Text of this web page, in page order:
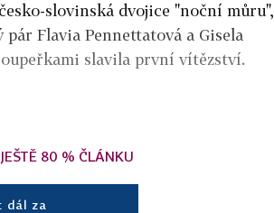
slovinská dvojice "noční můru",
Flavia Pennettatová a Gisela
slavila první vítězství.
80 % ČLÁNKU
dál za